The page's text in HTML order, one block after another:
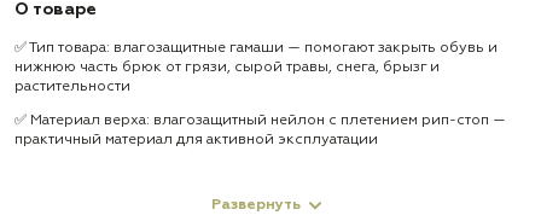
О товаре
✅ Тип товара: влагозащитные гамаши — помогают закрыть обувь и
нижнюю часть брюк от грязи, сырой травы, снега, брызг и
растительности
✅ Материал верха: влагозащитный нейлон с плетением рип-стоп —
практичный материал для активной эксплуатации
Развернуть